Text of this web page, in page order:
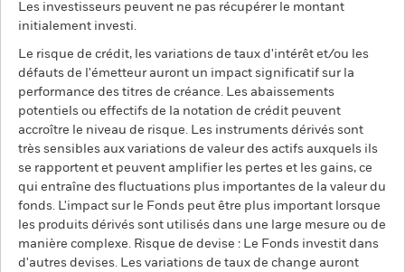
Les investisseurs peuvent ne pas récupérer le montant
initialement investi.
Le risque de crédit, les variations de taux d'intérêt et/ou les
défauts de l'émetteur auront un impact significatif sur la
performance des titres de créance. Les abaissements
potentiels ou effectifs de la notation de crédit peuvent
accroître le niveau de risque. Les instruments dérivés sont
très sensibles aux variations de valeur des actifs auxquels ils
se rapportent et peuvent amplifier les pertes et les gains, ce
qui entraîne des fluctuations plus importantes de la valeur du
fonds. L'impact sur le Fonds peut être plus important lorsque
les produits dérivés sont utilisés dans une large mesure ou de
manière complexe. Risque de devise : Le Fonds investit dans
d'autres devises. Les variations de taux de change auront